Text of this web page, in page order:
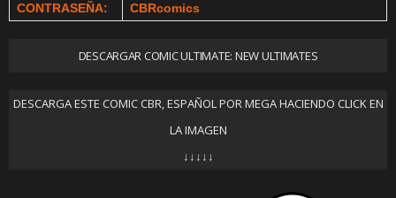
CONTRASEÑA:
CBRcomics
DESCARGAR COMIC ULTIMATE: NEW ULTIMATES
DESCARGA ESTE COMIC CBR, ESPAÑOL POR MEGA HACIENDO CLICK EN
LA IMAGEN
↓↓↓↓↓